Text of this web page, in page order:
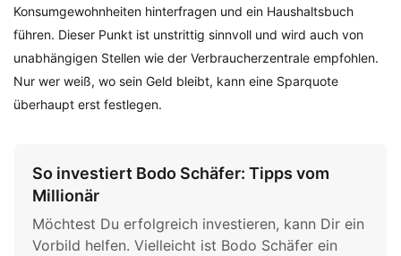
Konsumgewohnheiten hinterfragen und ein Haushaltsbuch
führen. Dieser Punkt ist unstrittig sinnvoll und wird auch von
unabhängigen Stellen wie der Verbraucherzentrale empfohlen.
Nur wer weiß, wo sein Geld bleibt, kann eine Sparquote
überhaupt erst festlegen.
So investiert Bodo Schäfer: Tipps vom
Millionär
Möchtest Du erfolgreich investieren, kann Dir ein
Vorbild helfen. Vielleicht ist Bodo Schäfer ein